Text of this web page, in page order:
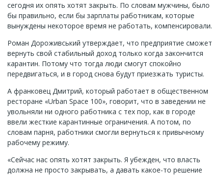
сегодня их опять хотят закрыть. По словам мужчины, было
бы правильно, если бы зарплаты работникам, которые
вынуждены некоторое время не работать, компенсировали.
Роман Дороживський утверждает, что предприятие сможет
вернуть свой стабильный доход только когда закончится
карантин. Потому что тогда люди смогут спокойно
передвигаться, и в город снова будут приезжать туристы.
А франковец Дмитрий, который работает в общественном
ресторане «Urban Space 100», говорит, что в заведении не
увольняли ни одного работника с тех пор, как в городе
ввели жесткие карантинные ограничения. А потом, по
словам парня, работники смогли вернуться к привычному
рабочему режиму.
«Сейчас нас опять хотят закрыть. Я убежден, что власть
должна не просто закрывать, а давать какое-то решение